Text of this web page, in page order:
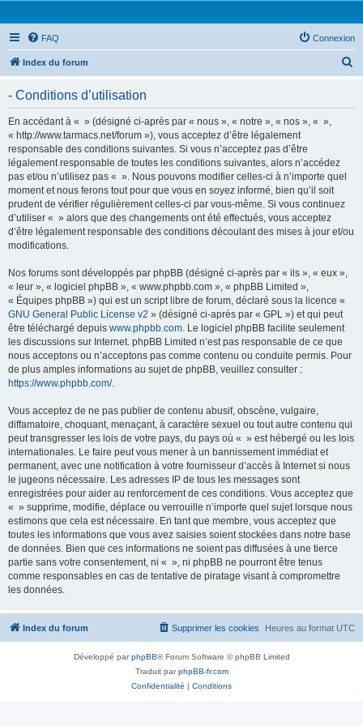
FAQ Connexion
Index du forum
- Conditions d’utilisation
En accédant à « » (désigné ci-après par « nous », « notre », « nos », « »,
« http://www.tarmacs.net/forum »), vous acceptez d’être légalement
responsable des conditions suivantes. Si vous n’acceptez pas d’être
légalement responsable de toutes les conditions suivantes, alors n’accédez
pas et/ou n’utilisez pas « ». Nous pouvons modifier celles-ci à n’importe quel
moment et nous ferons tout pour que vous en soyez informé, bien qu’il soit
prudent de vérifier régulièrement celles-ci par vous-même. Si vous continuez
d’utiliser « » alors que des changements ont été effectués, vous acceptez
d’être légalement responsable des conditions découlant des mises à jour et/ou
modifications.
Nos forums sont développés par phpBB (désigné ci-après par « ils », « eux »,
« leur », « logiciel phpBB », « www.phpbb.com », « phpBB Limited »,
« Équipes phpBB ») qui est un script libre de forum, déclaré sous la licence «
GNU General Public License v2 » (désigné ci-après par « GPL ») et qui peut
être téléchargé depuis www.phpbb.com. Le logiciel phpBB facilite seulement
les discussions sur Internet. phpBB Limited n’est pas responsable de ce que
nous acceptons ou n’acceptons pas comme contenu ou conduite permis. Pour
de plus amples informations au sujet de phpBB, veuillez consulter :
https://www.phpbb.com/.
Vous acceptez de ne pas publier de contenu abusif, obscène, vulgaire,
diffamatoire, choquant, menaçant, à caractère sexuel ou tout autre contenu qui
peut transgresser les lois de votre pays, du pays où « » est hébergé ou les lois
internationales. Le faire peut vous mener à un bannissement immédiat et
permanent, avec une notification à votre fournisseur d’accès à Internet si nous
le jugeons nécessaire. Les adresses IP de tous les messages sont
enregistrées pour aider au renforcement de ces conditions. Vous acceptez que
« » supprime, modifie, déplace ou verrouille n’importe quel sujet lorsque nous
estimons que cela est nécessaire. En tant que membre, vous acceptez que
toutes les informations que vous avez saisies soient stockées dans notre base
de données. Bien que ces informations ne soient pas diffusées à une tierce
partie sans votre consentement, ni « », ni phpBB ne pourront être tenus
comme responsables en cas de tentative de piratage visant à compromettre
les données.
Index du forum Heures au format UTC
Supprimer les cookies
Développé parphpBB® Forum Software © phpBB Limited
Traduit parphpBB-fr.com
Confidentialité | Conditions